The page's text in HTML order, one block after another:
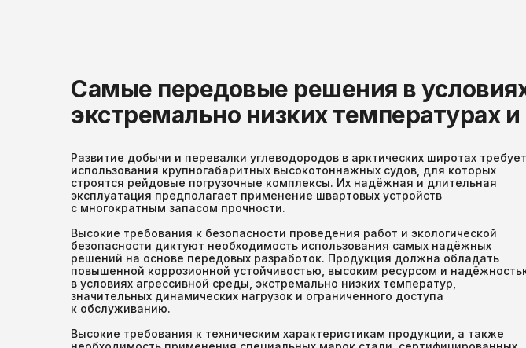
Развитие добычи и перевалки углеводородов в арктических широтах требует
использования крупногабаритных высокотоннажных судов, для которых
строятся рейдовые погрузочные комплексы. Их надёжная и длительная
эксплуатация предполагает применение швартовых устройств
с многократным запасом прочности.
Высокие требования к безопасности проведения работ и экологической
безопасности диктуют необходимость использования самых надёжных
решений на основе передовых разработок. Продукция должна обладать
повышенной коррозионной устойчивостью, высоким ресурсом и
в условиях агрессивной среды, экстремально низких температур,
значительных динамических нагрузок и ограниченного доступа
к обслуживанию.
Высокие требования к техническим характеристикам продукции, а также
Самые передовые решения в
экстремально низких температурах